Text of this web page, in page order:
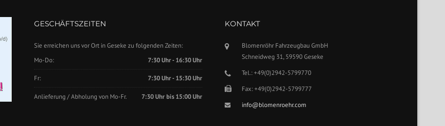
GESCHÄFTSZEITEN
Sie erreichen uns vor Ort in Geseke zu folgenden Zeiten:
Mo-Do:
7:30 Uhr - 16:30 Uhr
Fr: 7:30 Uhr - 15:30 Uhr
Anlieferung / Abholung von Mo-Fr. 7:30 Uhr bis 15:00 Uhr
KONTAKT
Blomenröhr Fahrzeugbau GmbH
Schneidweg 31, 59590 Geseke
Tel.: +49(0)2942-5799770
Fax: +49(0)2942-5799777
info@blomenroehr.com